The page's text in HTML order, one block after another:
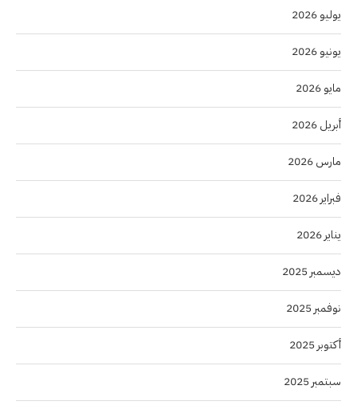
يوليو 2026
يونيو 2026
مايو 2026
أبريل 2026
مارس 2026
فبراير 2026
يناير 2026
ديسمبر 2025
نوفمبر 2025
أكتوبر 2025
سبتمبر 2025